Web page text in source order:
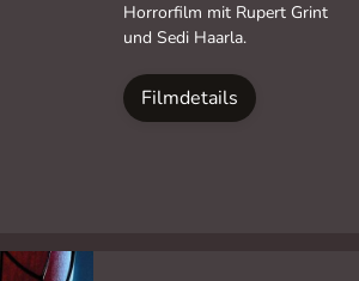
Horrorfilm mit Rupert Grint
und Sedi Haarla.
Filmdetails